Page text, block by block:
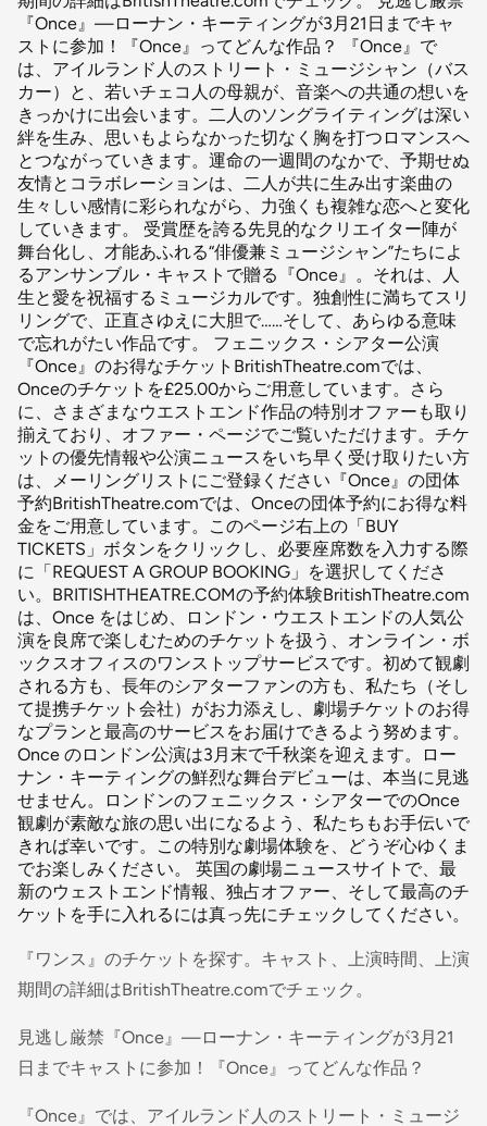
『Once』—ローナン・キーティングが3月21日までキャ
ストに参加！『Once』ってどんな作品？ 『Once』で
は、アイルランド人のストリート・ミュージシャン（バス
カー）と、若いチェコ人の母親が、音楽への共通の想いを
きっかけに出会います。二人のソングライティングは深い
絆を生み、思いもよらなかった切なく胸を打つロマンスへ
とつながっていきます。運命の一週間のなかで、予期せぬ
友情とコラボレーションは、二人が共に生み出す楽曲の
生々しい感情に彩られながら、力強くも複雑な恋へと変化
していきます。 受賞歴を誇る先見的なクリエイター陣が
舞台化し、才能あふれる“俳優兼ミュージシャン”たちによ
るアンサンブル・キャストで贈る『Once』。それは、人
生と愛を祝福するミュージカルです。独創性に満ちてスリ
リングで、正直さゆえに大胆で……そして、あらゆる意味
で忘れがたい作品です。 フェニックス・シアター公演
『Once』のお得なチケットBritishTheatre.comでは、
Onceのチケットを£25.00からご用意しています。さら
に、さまざまなウエストエンド作品の特別オファーも取り
揃えており、オファー・ページでご覧いただけます。チケ
ットの優先情報や公演ニュースをいち早く受け取りたい方
は、メーリングリストにご登録ください『Once』の団体
予約BritishTheatre.comでは、Onceの団体予約にお得な料
金をご用意しています。このページ右上の「BUY
TICKETS」ボタンをクリックし、必要座席数を入力する際
に「REQUEST A GROUP BOOKING」を選択してくださ
い。BRITISHTHEATRE.COMの予約体験BritishTheatre.com
は、Once をはじめ、ロンドン・ウエストエンドの人気公
演を良席で楽しむためのチケットを扱う、オンライン・ボ
ックスオフィスのワンストップサービスです。初めて観劇
される方も、長年のシアターファンの方も、私たち（そし
て提携チケット会社）がお力添えし、劇場チケットのお得
なプランと最高のサービスをお届けできるよう努めます。
Once のロンドン公演は3月末で千秋楽を迎えます。ロー
ナン・キーティングの鮮烈な舞台デビューは、本当に見逃
せません。ロンドンのフェニックス・シアターでのOnce
観劇が素敵な旅の思い出になるよう、私たちもお手伝いで
きれば幸いです。この特別な劇場体験を、どうぞ心ゆくま
でお楽しみください。 英国の劇場ニュースサイトで、最
新のウェストエンド情報、独占オファー、そして最高のチ
ケットを手に入れるには真っ先にチェックしてください。
『ワンス』のチケットを探す。キャスト、上演時間、上演
期間の詳細はBritishTheatre.comでチェック。
見逃し厳禁『Once』—ローナン・キーティングが3月21
日までキャストに参加！『Once』ってどんな作品？
『Once』では、アイルランド人のストリート・ミュージ